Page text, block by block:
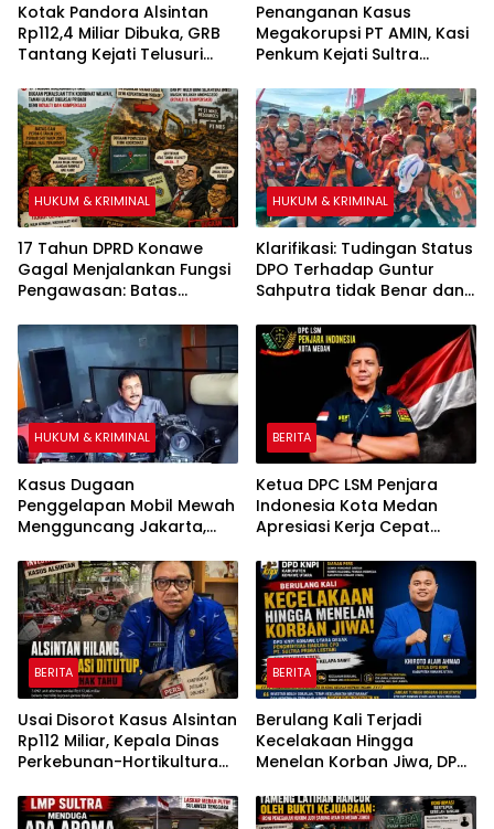
Kotak Pandora Alsintan
Rp112,4 Miliar Dibuka, GRB
Tantang Kejati Telusuri
Negara
Penanganan Kasus
Megakorupsi PT AMIN, Kasi
Penkum Kejati Sultra
Terkait Pemeriksaan
Surveyor PT Tribhakti
HUKUM & KRIMINAL
17 Tahun DPRD Konawe
Gagal Menjalankan Fungsi
Pengawasan: Batas
Amonggedo tidak Mampu
Diselesaikan
HUKUM & KRIMINAL
Klarifikasi: Tudingan Status
DPO Terhadap Guntur
Sahputra tidak Benar dan
HUKUM & KRIMINAL
Kasus Dugaan
Penggelapan Mobil Mewah
Mengguncang Jakarta,
Hukum di Polda Metro Jaya
BERITA
Ketua DPC LSM Penjara
Indonesia Kota Medan
Apresiasi Kerja Cepat
Ungkap Kasus Dugaan
Pemerasan
BERITA
Usai Disorot Kasus Alsintan
Rp112 Miliar, Kepala Dinas
Perkebunan-Hortikultura
Komunikasi dengan Media
BERITA
Berulang Kali Terjadi
Kecelakaan Hingga
Menelan Korban Jiwa, DPD
Penghentian Aktivitas